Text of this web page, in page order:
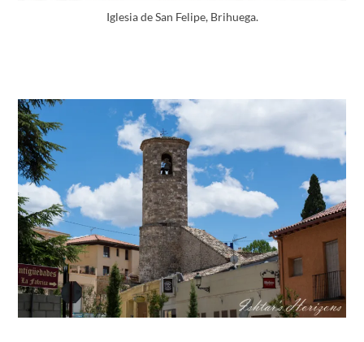
Iglesia de San Felipe, Brihuega.